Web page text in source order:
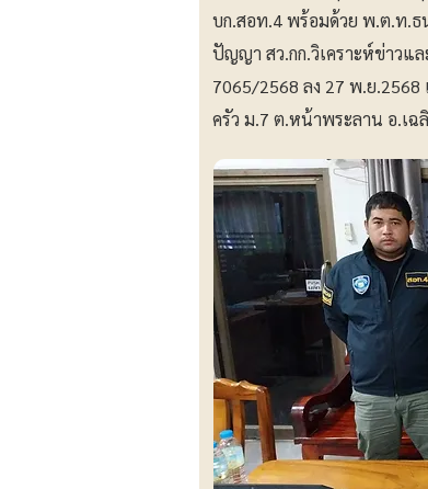
บก.สอท.4 พร้อมด้วย พ.ต.ท.
ปัญญา สว.กก.วิเคราะห์ข่าวแ
7065/2568 ลง 27 พ.ย
ครัว ม.7 ต.หน้าพระลาน อ.เฉ